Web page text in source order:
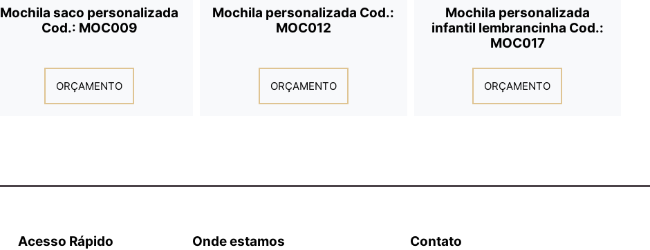
Mochila saco personalizada
Cod.: MOC009
ORÇAMENTO
Mochila personalizada Cod.:
MOC012
ORÇAMENTO
Mochila personalizada
infantil lembrancinha Cod.:
MOC017
ORÇAMENTO
Acesso Rápido Onde estamos Contato